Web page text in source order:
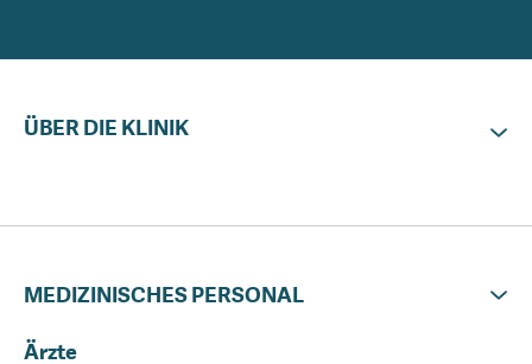
ÜBER DIE KLINIK
MEDIZINISCHES PERSONAL
Ärzte